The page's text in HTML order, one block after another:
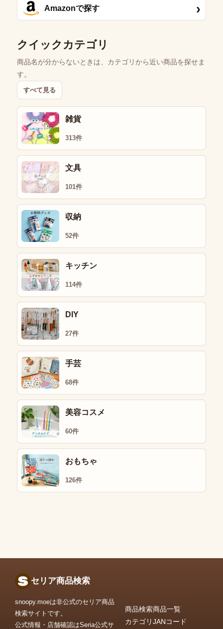
Amazonで探す ›
クイックカテゴリ
商品名が分からないときは、カテゴリから近い商品を探せま
す。
すべて見る
雑貨
313件
文具
101件
収納
52件
キッチン
114件
DIY
27件
手芸
68件
美容コスメ
60件
おもちゃ
126件
セリア商品検索
snoopy.moeは非公式のセリア商品
検索サイトです。
公式情報・店舗確認はSeria公式サ
商品検索商品一覧
カテゴリJANコード